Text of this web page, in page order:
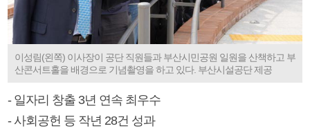
이성림(왼쪽) 이사장이 공단 직원들과 부산시민공원 일원을 산책하고 부
산콘서트홀을 배경으로 기념촬영을 하고 있다. 부산시설공단 제공
- 일자리 창출 3년 연속 최우수
- 사회공헌 등 작년 28건 성과